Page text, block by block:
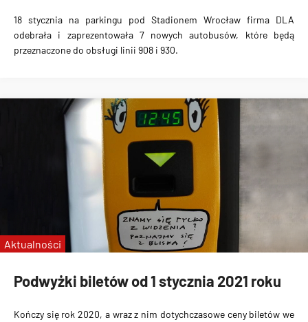
18 stycznia na parkingu pod Stadionem Wrocław firma DLA
odebrała i zaprezentowała 7 nowych autobusów, które będą
przeznaczone do obsługi linii 908 i 930.
Podwyżki biletów od 1 stycznia 2021 roku
Kończy się rok 2020, a wraz z nim dotychczasowe ceny biletów we
Aktualności